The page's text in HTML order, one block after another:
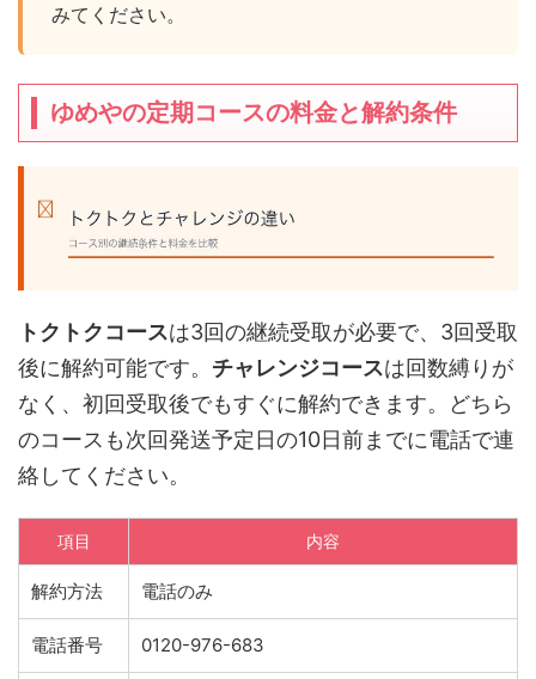
みてください。
ゆめやの定期コースの料金と解約条件
トクトクコースは3回の継続受取が必要で、3回受取
後に解約可能です。 チャレンジコースは回数縛りが
なく、初回受取後でもすぐに解約できます。どちら
のコースも次回発送予定日の10日前までに電話で連
絡してください。
項目 内容
解約方法 電話のみ
電話番号 0120-976-683